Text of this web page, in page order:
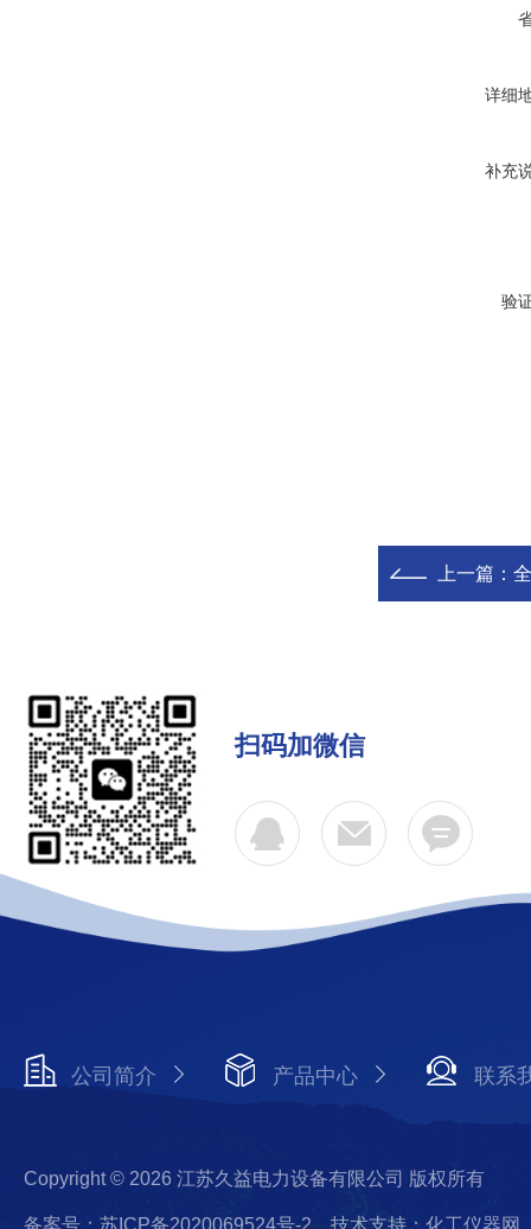
详细
补充
验
上一篇：
扫码加微信
公司简介 产品中心 联系
Copyright © 2026 江苏久益电力设备有限公司 版权所有
备案号：苏ICP备2020069524号-2 技术支持：化工仪器网